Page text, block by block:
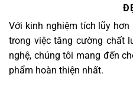
Với kinh nghiệm tích lũy
trong việc tăng cường chất
nghệ, chúng tôi mang đến
phẩm hoàn thiện nhất.